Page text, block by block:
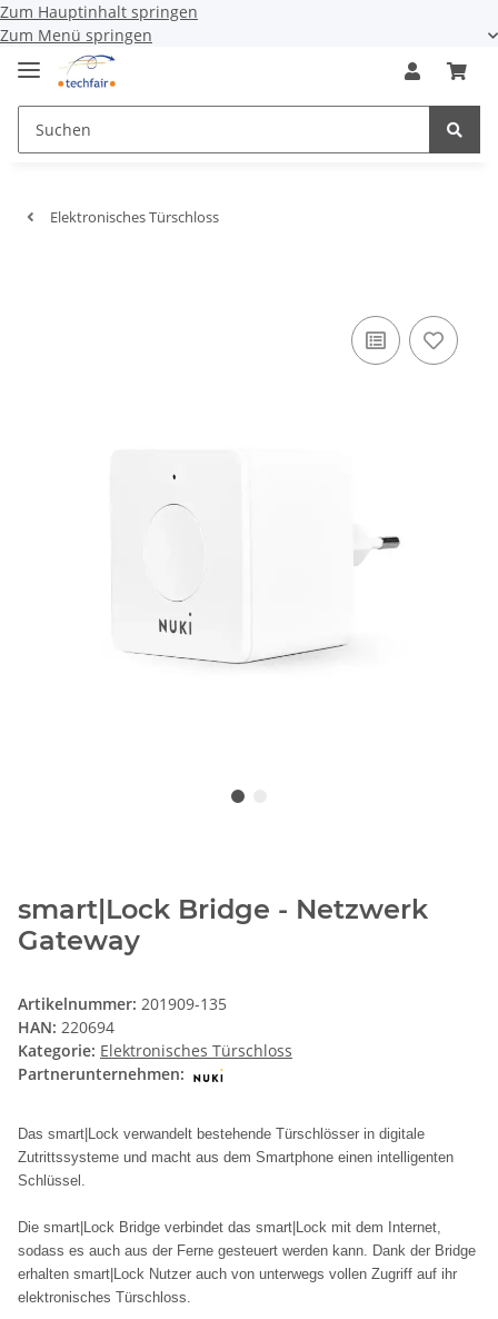
Zum Hauptinhalt springen
Zum Menü springen
Elektronisches Türschloss
smart|Lock Bridge - Netzwerk
Gateway
Artikelnummer: 201909-135
HAN: 220694
Kategorie: Elektronisches Türschloss
Partnerunternehmen:
Das smart|Lock verwandelt bestehende Türschlösser in digitale
Zutrittssysteme und macht aus dem Smartphone einen intelligenten
Schlüssel.
Die smart|Lock Bridge verbindet das smart|Lock mit dem Internet,
sodass es auch aus der Ferne gesteuert werden kann. Dank der Bridge
erhalten smart|Lock Nutzer auch von unterwegs vollen Zugriff auf ihr
elektronisches Türschloss.